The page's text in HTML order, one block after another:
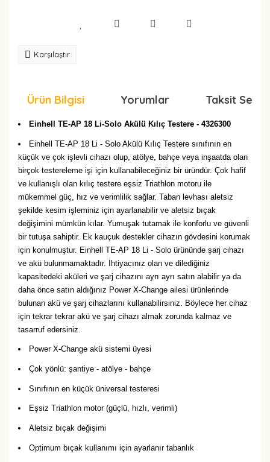
Karşılaştır
Ürün Bilgisi Yorumlar Taksit
Einhell TE-AP 18 Li-Solo Akülü Kılıç Testere - 4326300
Einhell TE-AP 18 Li - Solo Akülü Kılıç Testere sınıfının en
küçük ve çok işlevli cihazı olup, atölye, bahçe veya inşaatda olan
birçok testereleme işi için kullanabileceğiniz bir üründür. Çok hafif
ve kullanışlı olan kılıç testere eşsiz Triathlon motoru ile
mükemmel güç, hız ve verimlilik sağlar. Taban levhası aletsiz
şekilde kesim işleminiz için ayarlanabilir ve aletsiz bıçak
değişimini mümkün kılar. Yumuşak tutamak ile konforlu ve güvenli
bir tutuşa sahiptir. Ek kauçuk destekler cihazın gövdesini korumak
için konulmuştur. Einhell TE-AP 18 Li - Solo ürününde şarj cihazı
ve akü bulunmamaktadır. İhtiyacınız olan ve dilediğiniz
kapasitedeki aküleri ve şarj cihazını ayrı ayrı satın alabilir ya da
daha önce satın aldığınız Power X-Change ailesi ürünlerinde
bulunan akü ve şarj cihazlarını kullanabilirsiniz. Böylece her cihaz
için tekrar tekrar akü ve şarj cihazı almak zorunda kalmaz ve
tasarruf edersiniz.
Power X-Change akü sistemi üyesi
Çok yönlü: şantiye - atölye - bahçe
Sınıfının en küçük üniversal testeresi
Eşsiz Triathlon motor (güçlü, hızlı, verimli)
Aletsiz bıçak değişimi
Optimum bıçak kullanımı için ayarlanır tabanlık